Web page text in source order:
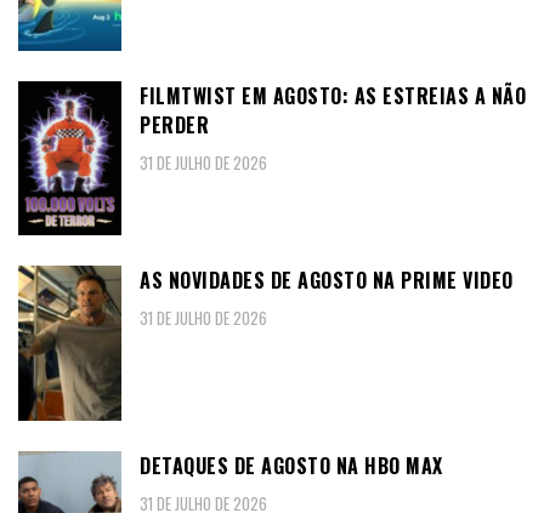
FILMTWIST EM AGOSTO: AS ESTREIAS A NÃO
PERDER
31 DE JULHO DE 2026
AS NOVIDADES DE AGOSTO NA PRIME VIDEO
31 DE JULHO DE 2026
DETAQUES DE AGOSTO NA HBO MAX
31 DE JULHO DE 2026